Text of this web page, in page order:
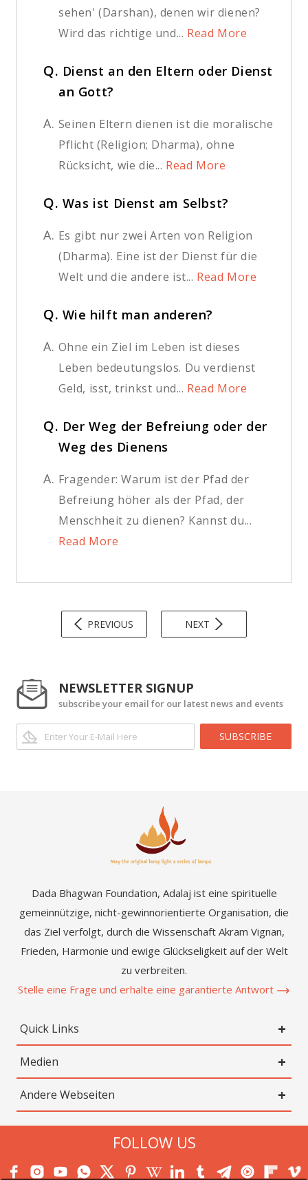
sehen' (Darshan), denen wir dienen?
Wird das richtige und... Read More
Q. Dienst an den Eltern oder Dienst
an Gott?
A. Seinen Eltern dienen ist die moralische
Pflicht (Religion; Dharma), ohne
Rücksicht, wie die... Read More
Q. Was ist Dienst am Selbst?
A. Es gibt nur zwei Arten von Religion
(Dharma). Eine ist der Dienst für die
Welt und die andere ist... Read More
Q. Wie hilft man anderen?
A. Ohne ein Ziel im Leben ist dieses
Leben bedeutungslos. Du verdienst
Geld, isst, trinkst und... Read More
Q. Der Weg der Befreiung oder der
Weg des Dienens
A. Fragender: Warum ist der Pfad der
Befreiung höher als der Pfad, der
Menschheit zu dienen? Kannst du...
Read More
PREVIOUS NEXT
NEWSLETTER SIGNUP
subscribe your email for our latest news and events
SUBSCRIBE
Dada Bhagwan Foundation, Adalaj ist eine spirituelle
gemeinnützige, nicht-gewinnorientierte Organisation, die
das Ziel verfolgt, durch die Wissenschaft Akram Vignan,
Frieden, Harmonie und ewige Glückseligkeit auf der Welt
zu verbreiten.
Stelle eine Frage und erhalte eine garantierte Antwort
Quick Links
Medien
Andere Webseiten
FOLLOW US